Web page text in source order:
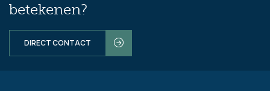
betekenen?
DIRECT CONTACT